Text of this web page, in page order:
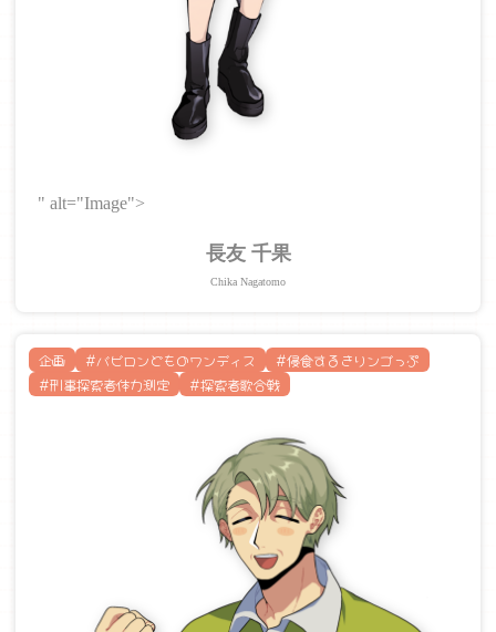
" alt="Image">
長友 千果
Chika Nagatomo
企画 #バビロンどものワンディス
#侵食するきりンゴっぷ
#刑事探索者体力測定​
#探索者歌合戦